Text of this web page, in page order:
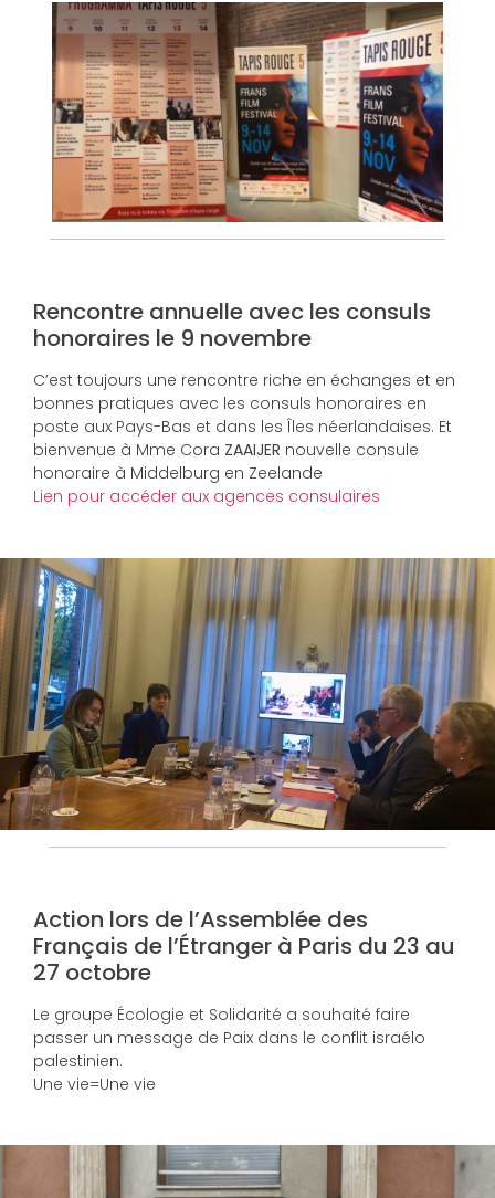
Rencontre annuelle avec les consuls
honoraires le 9 novembre
C’est toujours une rencontre riche en échanges et en
bonnes pratiques avec les consuls honoraires en
poste aux Pays-Bas et dans les Îles néerlandaises. Et
bienvenue à Mme Cora ZAAIJER nouvelle consule
honoraire à Middelburg en Zeelande
Lien pour accéder aux agences consulaires
Action lors de l’Assemblée des
Français de l’Étranger à Paris du 23 au
27 octobre
Le groupe Écologie et Solidarité a souhaité faire
passer un message de Paix dans le conflit israélo
palestinien.
Une vie=Une vie